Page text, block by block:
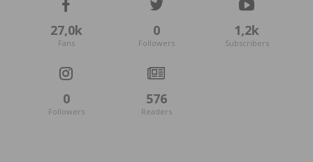
27,0k
Fans
0
Followers
1,2k
Subscribers
0
Followers
576
Readers